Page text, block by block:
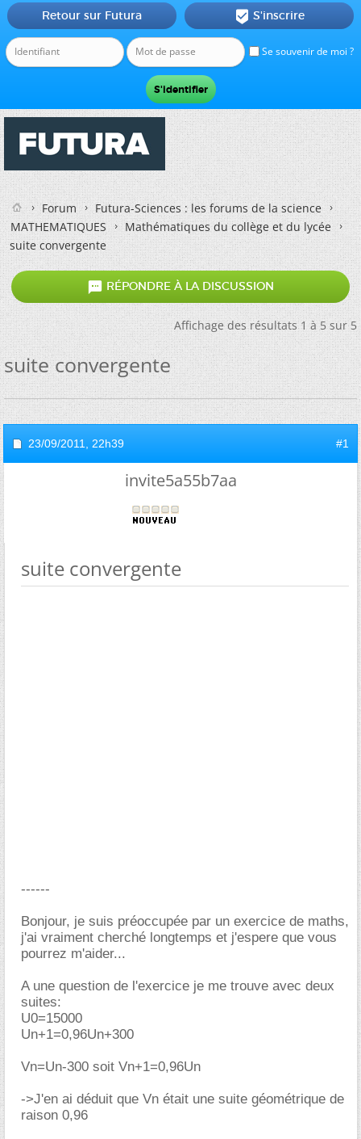
Se souvenir de moi ?
Retour sur Futura  S'inscrire
Forum
Futura-Sciences : les forums de la science
MATHEMATIQUES
Mathématiques du collège et du lycée
suite convergente
 RÉPONDRE À LA DISCUSSION
Affichage des résultats 1 à 5 sur 5
suite convergente
23/09/2011, 22h39 #1
invite5a55b7aa
suite convergente
------
Bonjour, je suis préoccupée par un exercice de maths,
j'ai vraiment cherché longtemps et j'espere que vous
pourrez m'aider...
A une question de l'exercice je me trouve avec deux
suites:
U0=15000
Un+1=0,96Un+300
Vn=Un-300 soit Vn+1=0,96Un
->J'en ai déduit que Vn était une suite géométrique de
raison 0,96